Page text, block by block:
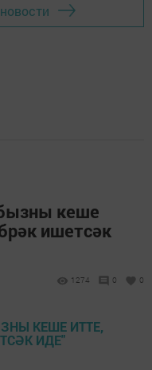
кеше
ишетсәк
1274 0 0